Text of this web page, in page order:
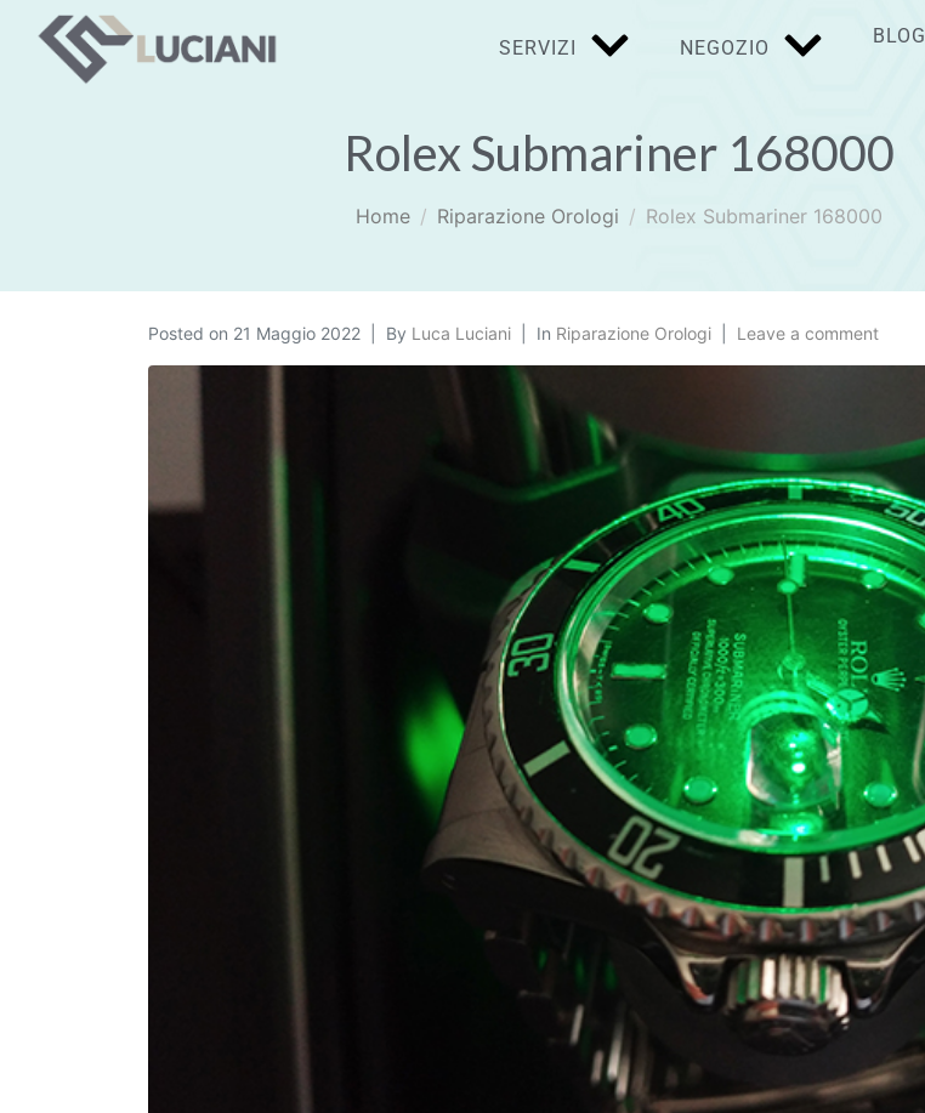
SERVIZI NEGOZIO
BLOG
Rolex Submariner 168000
Home Riparazione Orologi Rolex Submariner 168000
Posted on 21 Maggio 2022 By Luca Luciani In Riparazione Orologi Leave a comment